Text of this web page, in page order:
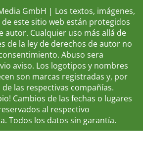
GmbH | Los textos, imágenes,
este sitio web están protegidos
autor. Cualquier uso más allá de
de la ley de derechos de autor no
Abuso sera
aviso. Los logotipos y nombres
son marcas registradas y, por
las respectivas compañías.
Cambios de las fechas o lugares
al respectivo
Todos los datos sin garantía.